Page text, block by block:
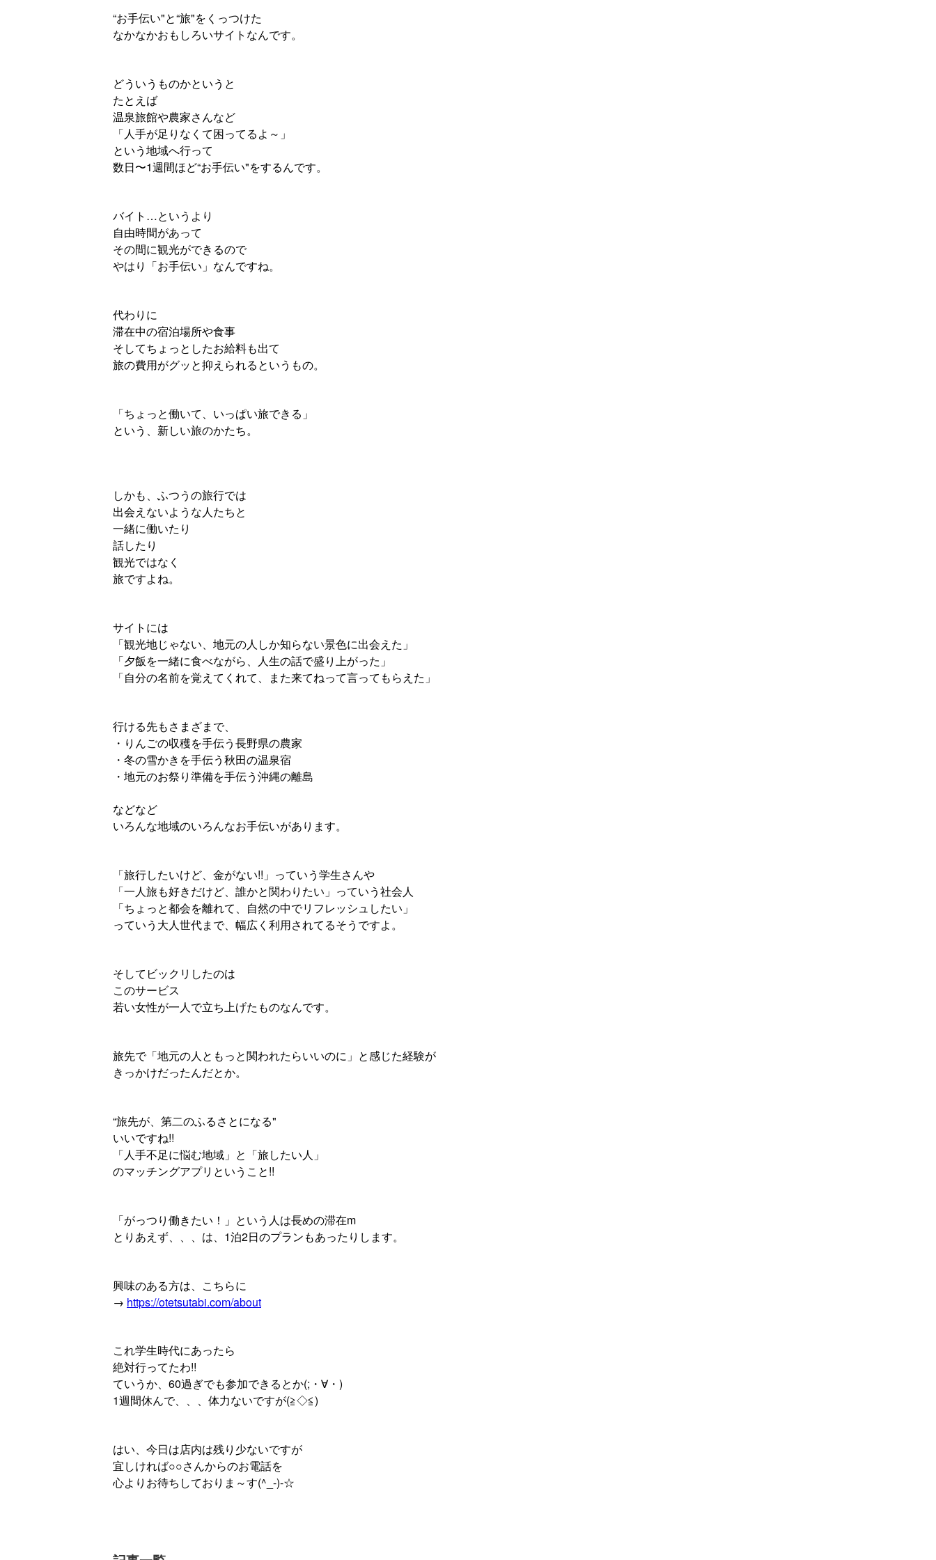
“お手伝い"と“旅"をくっつけた
なかなかおもしろいサイトなんです。
どういうものかというと
たとえば
温泉旅館や農家さんなど
「人手が足りなくて困ってるよ～」
という地域へ行って
数日〜1週間ほど“お手伝い"をするんです。
バイト…というより
自由時間があって
その間に観光ができるので
やはり「お手伝い」なんですね。
代わりに
滞在中の宿泊場所や食事
そしてちょっとしたお給料も出て
旅の費用がグッと抑えられるというもの。
「ちょっと働いて、いっぱい旅できる」
という、新しい旅のかたち。
しかも、ふつうの旅行では
出会えないような人たちと
一緒に働いたり
話したり
観光ではなく
旅ですよね。
サイトには
「観光地じゃない、地元の人しか知らない景色に出会えた」
「夕飯を一緒に食べながら、人生の話で盛り上がった」
「自分の名前を覚えてくれて、また来てねって言ってもらえた」
行ける先もさまざまで、
・りんごの収穫を手伝う長野県の農家
・冬の雪かきを手伝う秋田の温泉宿
・地元のお祭り準備を手伝う沖縄の離島
などなど
いろんな地域のいろんなお手伝いがあります。
「旅行したいけど、金がない!!」っていう学生さんや
「一人旅も好きだけど、誰かと関わりたい」っていう社会人
「ちょっと都会を離れて、自然の中でリフレッシュしたい」
っていう大人世代まで、幅広く利用されてるそうですよ。
そしてビックリしたのは
このサービス
若い女性が一人で立ち上げたものなんです。
旅先で「地元の人ともっと関われたらいいのに」と感じた経験が
きっかけだったんだとか。
“旅先が、第二のふるさとになる"
いいですね!!
「人手不足に悩む地域」と「旅したい人」
のマッチングアプリということ!!
「がっつり働きたい！」という人は長めの滞在m
とりあえず、、、は、1泊2日のプランもあったりします。
興味のある方は、こちらに
→ https://otetsutabi.com/about
これ学生時代にあったら
絶対行ってたわ!!
ていうか、60過ぎでも参加できるとか(;・∀・)
1週間休んで、、、体力ないですが(≧◇≦)
はい、今日は店内は残り少ないですが
宜しければ○○さんからのお電話を
心よりお待ちしておりま～す(^_-)-☆